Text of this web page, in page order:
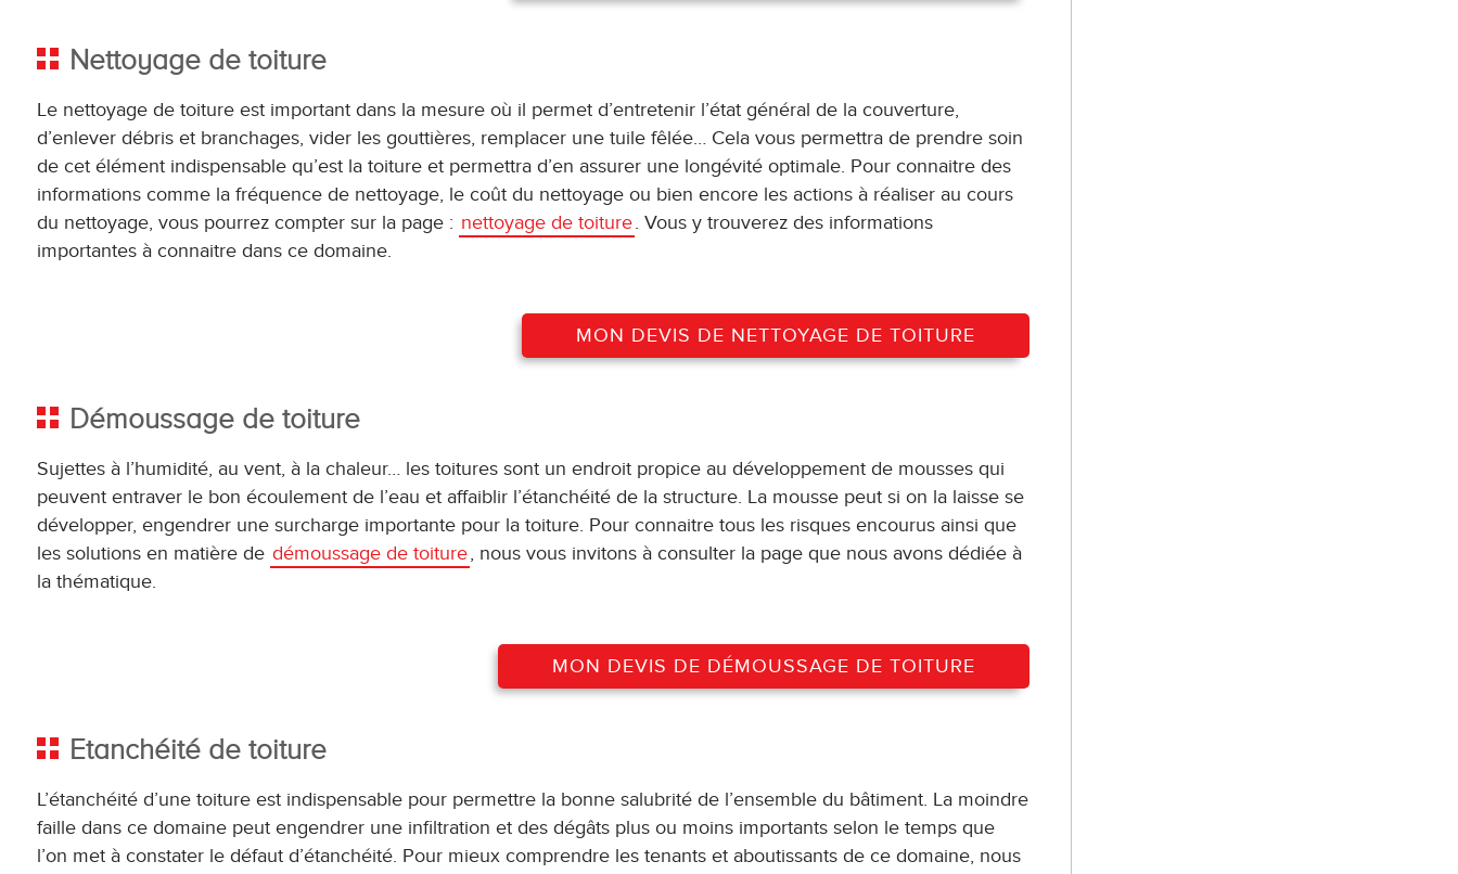
Nettoyage de toiture
Le nettoyage de toiture est important dans la mesure où il permet d’entretenir l’état général de la couverture,
d’enlever débris et branchages, vider les gouttières, remplacer une tuile fêlée… Cela vous permettra de prendre soin
de cet élément indispensable qu’est la toiture et permettra d’en assurer une longévité optimale. Pour connaitre des
informations comme la fréquence de nettoyage, le coût du nettoyage ou bien encore les actions à réaliser au cours
du nettoyage, vous pourrez compter sur la page : nettoyage de toiture. Vous y trouverez des informations
importantes à connaitre dans ce domaine.
MON DEVIS DE NETTOYAGE DE TOITURE
Démoussage de toiture
Sujettes à l’humidité, au vent, à la chaleur… les toitures sont un endroit propice au développement de mousses qui
peuvent entraver le bon écoulement de l’eau et affaiblir l’étanchéité de la structure. La mousse peut si on la laisse se
développer, engendrer une surcharge importante pour la toiture. Pour connaitre tous les risques encourus ainsi que
les solutions en matière de démoussage de toiture, nous vous invitons à consulter la page que nous avons dédiée à
la thématique.
MON DEVIS DE DÉMOUSSAGE DE TOITURE
Etanchéité de toiture
L’étanchéité d’une toiture est indispensable pour permettre la bonne salubrité de l’ensemble du bâtiment. La moindre
faille dans ce domaine peut engendrer une infiltration et des dégâts plus ou moins importants selon le temps que
l’on met à constater le défaut d’étanchéité. Pour mieux comprendre les tenants et aboutissants de ce domaine, nous